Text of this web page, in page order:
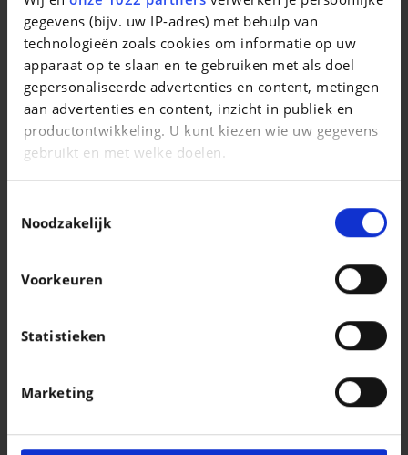
gegevens (bijv. uw IP-adres) met behulp van
technologieën zoals cookies om informatie op uw
apparaat op te slaan en te gebruiken met als doel
gepersonaliseerde advertenties en content, metingen
aan advertenties en content, inzicht in publiek en
productontwikkeling. U kunt kiezen wie uw gegevens
gebruikt en met welke doelen.
Informatie verzamelen over uw geografische
locatie, die tot een paar meter nauwkeurig kan zijn
Uw apparaat identificeren door het actief te
scannen op specifieke eigenschappen
Lees meer over hoe uw persoonlijke gegevens worden
detailgedeelte
in. U kunt uw toestemming op elk moment wijzigen of
intrekken in de Cookieverklaring.
Noodzakelijk
Voorkeuren
Statistieken
Marketing
27.490 EUR |